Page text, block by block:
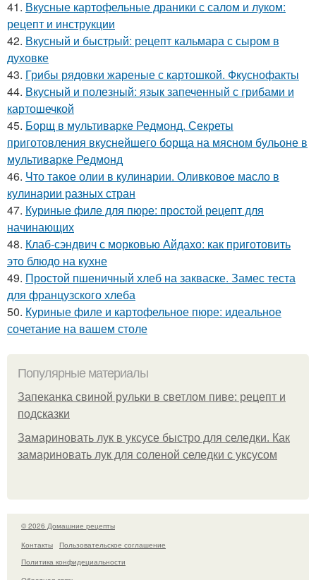
41. Вкусные картофельные драники с салом и луком:
рецепт и инструкции
42. Вкусный и быстрый: рецепт кальмара с сыром в
духовке
43. Грибы рядовки жареные с картошкой. Фкуснофакты
44. Вкусный и полезный: язык запеченный с грибами и
картошечкой
45. Борщ в мультиварке Редмонд. Секреты
приготовления вкуснейшего борща на мясном бульоне в
мультиварке Редмонд
46. Что такое олии в кулинарии. Оливковое масло в
кулинарии разных стран
47. Куриные филе для пюре: простой рецепт для
начинающих
48. Клаб-сэндвич с морковью Айдахо: как приготовить
это блюдо на кухне
49. Простой пшеничный хлеб на закваске. Замес теста
для французского хлеба
50. Куриные филе и картофельное пюре: идеальное
сочетание на вашем столе
Популярные материалы
Запеканка свиной рульки в светлом пиве: рецепт и
подсказки
Замариновать лук в уксусе быстро для селедки. Как
замариновать лук для соленой селедки с уксусом
© 2026 Домашние рецепты
Контакты
Пользовательское соглашение
Политика конфидециальности